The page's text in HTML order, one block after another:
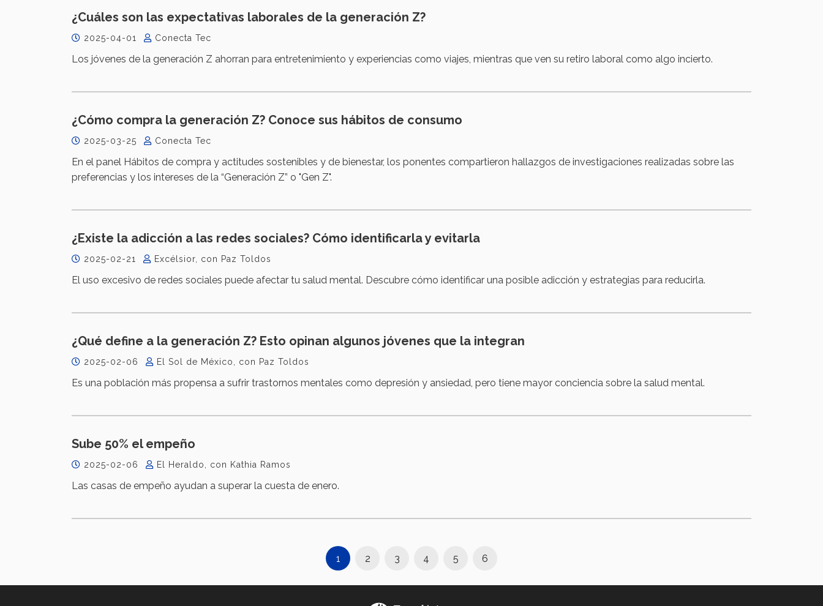
¿Cuáles son las expectativas laborales de la generación Z?
2025-04-01 Conecta Tec
Los jóvenes de la generación Z ahorran para entretenimiento y experiencias como viajes, mientras que ven su retiro laboral como algo incierto.
¿Cómo compra la generación Z? Conoce sus hábitos de consumo
2025-03-25 Conecta Tec
En el panel Hábitos de compra y actitudes sostenibles y de bienestar, los ponentes compartieron hallazgos de investigaciones realizadas sobre las
preferencias y los intereses de la “Generación Z” o "Gen Z".
¿Existe la adicción a las redes sociales? Cómo identificarla y evitarla
2025-02-21 Excélsior, con Paz Toldos
El uso excesivo de redes sociales puede afectar tu salud mental. Descubre cómo identificar una posible adicción y estrategias para reducirla.
¿Qué define a la generación Z? Esto opinan algunos jóvenes que la integran
2025-02-06 El Sol de México, con Paz Toldos
Es una población más propensa a sufrir trastornos mentales como depresión y ansiedad, pero tiene mayor conciencia sobre la salud mental.
Sube 50% el empeño
2025-02-06 El Heraldo, con Kathia Ramos
Las casas de empeño ayudan a superar la cuesta de enero.
1 2 3 4 5 6